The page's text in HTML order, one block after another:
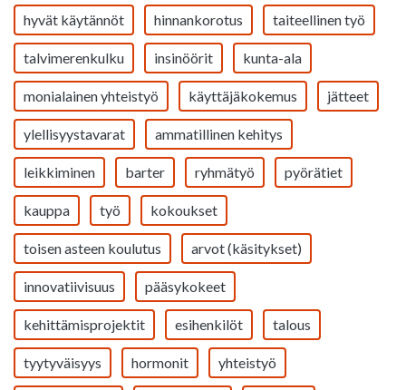
hyvät käytännöt hinnankorotus taiteellinen työ
talvimerenkulku insinöörit kunta-ala
monialainen yhteistyö käyttäjäkokemus jätteet
ylellisyystavarat ammatillinen kehitys
leikkiminen barter ryhmätyö pyörätiet
kauppa työ kokoukset
toisen asteen koulutus arvot (käsitykset)
innovatiivisuus pääsykokeet
kehittämisprojektit esihenkilöt talous
tyytyväisyys hormonit yhteistyö